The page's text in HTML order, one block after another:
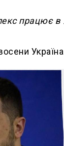
працює